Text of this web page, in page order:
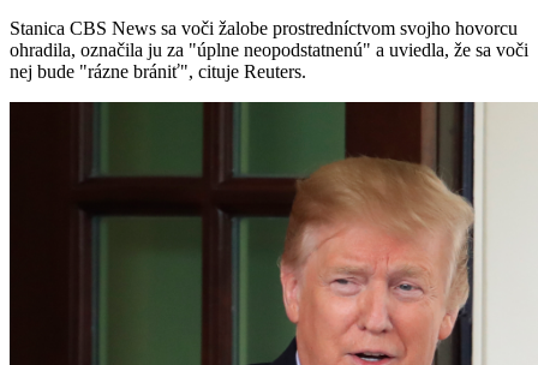
Stanica CBS News sa voči žalobe prostredníctvom svojho hovorcu
ohradila, označila ju za "úplne neopodstatnenú" a uviedla, že sa voči
nej bude "rázne brániť", cituje Reuters.